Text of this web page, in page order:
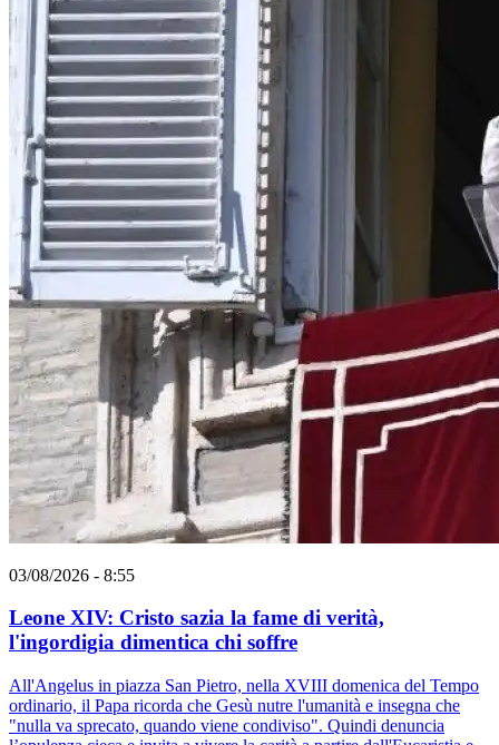
03/08/2026 - 8:55
Leone XIV: Cristo sazia la fame di verità,
l'ingordigia dimentica chi soffre
All'Angelus in piazza San Pietro, nella XVIII domenica del Tempo
ordinario, il Papa ricorda che Gesù nutre l'umanità e insegna che
"nulla va sprecato, quando viene condiviso". Quindi denuncia